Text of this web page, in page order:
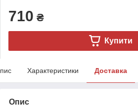
710 ₴
Купити
Характеристики Доставка
Опис